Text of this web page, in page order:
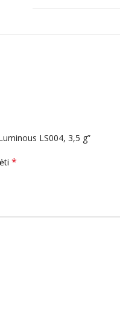
LS004, 3,5 g”
*